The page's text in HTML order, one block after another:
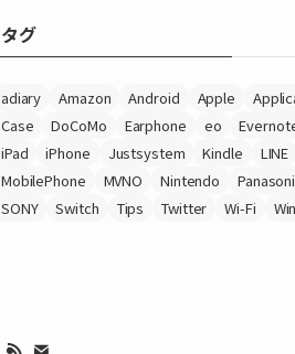
タグ
adiary Amazon Android Apple
Case
DoCoMo Earphone eo
iPad
iPhone Justsystem Kindle LINE
MobilePhone
MVNO Nintendo
SONY
Switch Tips Twitter Wi-Fi